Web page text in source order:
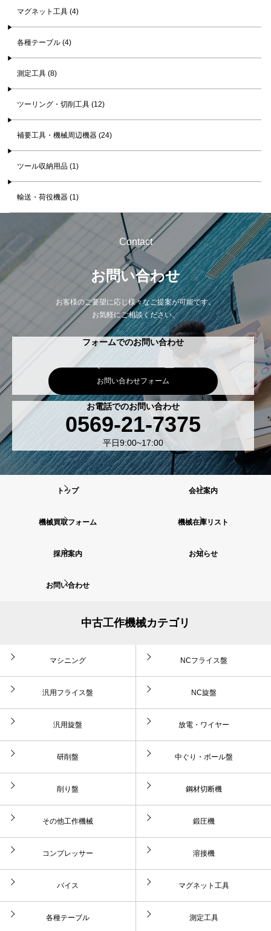
マグネット工具 (4)
各種テーブル (4)
測定工具 (8)
ツーリング・切削工具 (12)
補要工具・機械周辺機器 (24)
ツール収納用品 (1)
輸送・荷役機器 (1)
Contact
お問い合わせ
お客様のご要望に応じ様々なご提案が可能です。
お気軽にご相談ください。
フォームでのお問い合わせ
お問い合わせフォーム
お電話でのお問い合わせ
0569-21-7375
平日9:00~17:00
トップ 会社案内
機械買取フォーム 機械在庫リスト
採用案内 お知らせ
お問い合わせ
中古工作機械カテゴリ
マシニング NCフライス盤
汎用フライス盤 NC旋盤
汎用旋盤 放電・ワイヤー
研削盤 中ぐり・ボール盤
削り盤 鋼材切断機
その他工作機械 鍛圧機
コンプレッサー 溶接機
バイス マグネット工具
各種テーブル 測定工具